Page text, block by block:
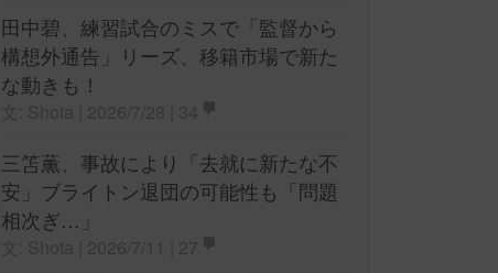
田中碧、練習試合のミスで「監督から
構想外通告」リーズ、移籍市場で新た
な動きも！
三笘薫、事故により「去就に新たな不
安」ブライトン退団の可能性も「問題
相次ぎ…」